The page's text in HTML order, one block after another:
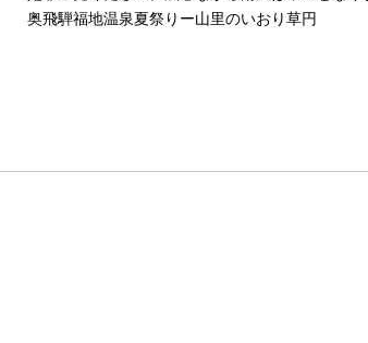
奥飛騨福地温泉夏祭りー山里のいおり草円